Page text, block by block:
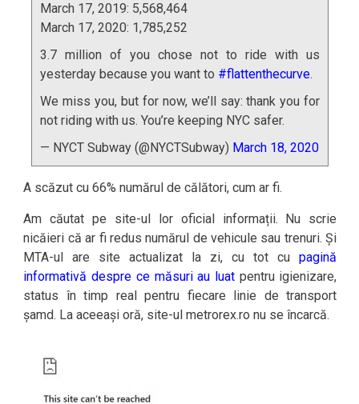
March 17, 2019: 5,568,464
March 17, 2020: 1,785,252
3.7 million of you chose not to ride with us
yesterday because you want to #flattenthecurve.
We miss you, but for now, we’ll say: thank you for
not riding with us. You’re keeping NYC safer.
— NYCT Subway (@NYCTSubway) March 18, 2020
A scăzut cu 66% numărul de călători, cum ar fi.
Am căutat pe site-ul lor oficial informații. Nu scrie
nicăieri că ar fi redus numărul de vehicule sau trenuri. Și
MTA-ul are site actualizat la zi, cu tot cupagină
informativă despre ce măsuri au luatpentru igienizare,
status în timp real pentru fiecare linie de transport
șamd. La aceeași oră, site-ul metrorex.ro nu se încarcă.